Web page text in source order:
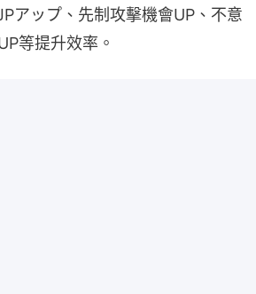
アップ、先制攻擊機會UP、不意
等提升效率。